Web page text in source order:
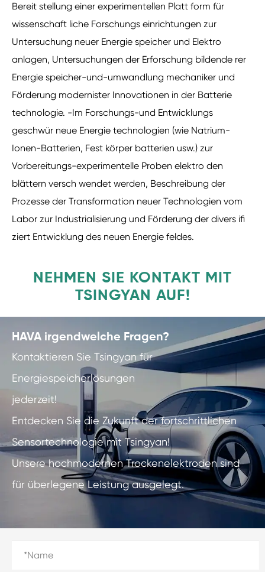
Bereit stellung einer experimentellen Platt form für
wissenschaft liche Forschungs einrichtungen zur
Untersuchung neuer Energie speicher und Elektro
anlagen, Untersuchungen der Erforschung bildende rer
Energie speicher-und-umwandlung mechaniker und
Förderung modernister Innovationen in der Batterie
technologie. -Im Forschungs-und Entwicklungs
geschwür neue Energie technologien (wie Natrium-
Ionen-Batterien, Fest körper batterien usw.) zur
Vorbereitungs-experimentelle Proben elektro den
blättern versch wendet werden, Beschreibung der
Prozesse der Transformation neuer Technologien vom
Labor zur Industrialisierung und Förderung der divers ifi
ziert Entwicklung des neuen Energie feldes.
NEHMEN SIE KONTAKT MIT
TSINGYAN AUF!
HAVA irgendwelche Fragen?
Kontaktieren Sie Tsingyan für
Energiespeicherlösungen
jederzeit!
Entdecken Sie die Zukunft der fortschrittlichen
Sensortechnologie mit Tsingyan!
Unsere hochmodernen Trockenelektroden sind
für überlegene Leistung ausgelegt.